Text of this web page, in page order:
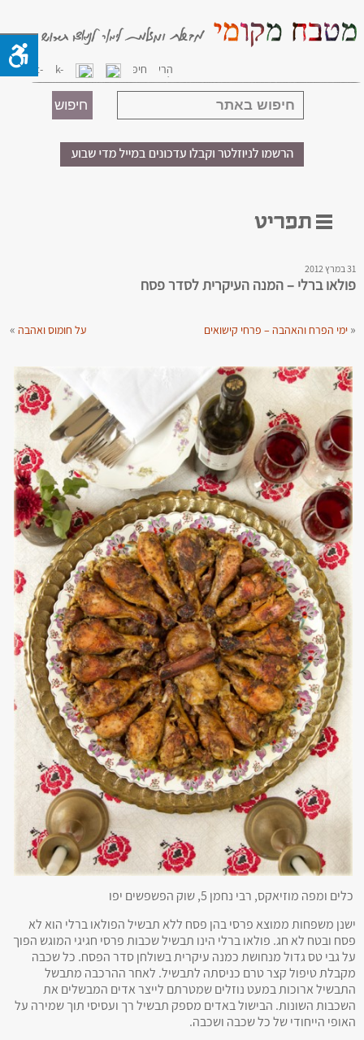
31 במרץ 2012
פולאו ברלי – המנה העיקרית לסדר פסח
« ימי הפרח והאהבה – פרחי קישואים על חומוס ואהבה»
כלים ומפה מוזיאקס, רבי נחמן 5, שוק הפשפשים יפו
ישנן משפחות ממוצא פרסי בהן פסח ללא תבשיל הפולאו ברלי הוא לא
פסח ובטח לא חג. פולאו ברלי הינו תבשיל שכבות פרסי חגיגי המוגש הפוך
על גבי טס גדול מנחושת כמנה עיקרית בשולחן סדר הפסח. כל שכבה
מקבלת טיפול קצר טרם כניסתה לתבשיל. לאחר ההרכבה מתבשל
התבשיל ארוכות במעט נוזלים שמטרתם לייצר אדים המבשלים את
השכבות השונות. הבישול באדים מספק תבשיל רך ועסיסי תוך שמירה על
האופי הייחודי של כל שכבה ושכבה.